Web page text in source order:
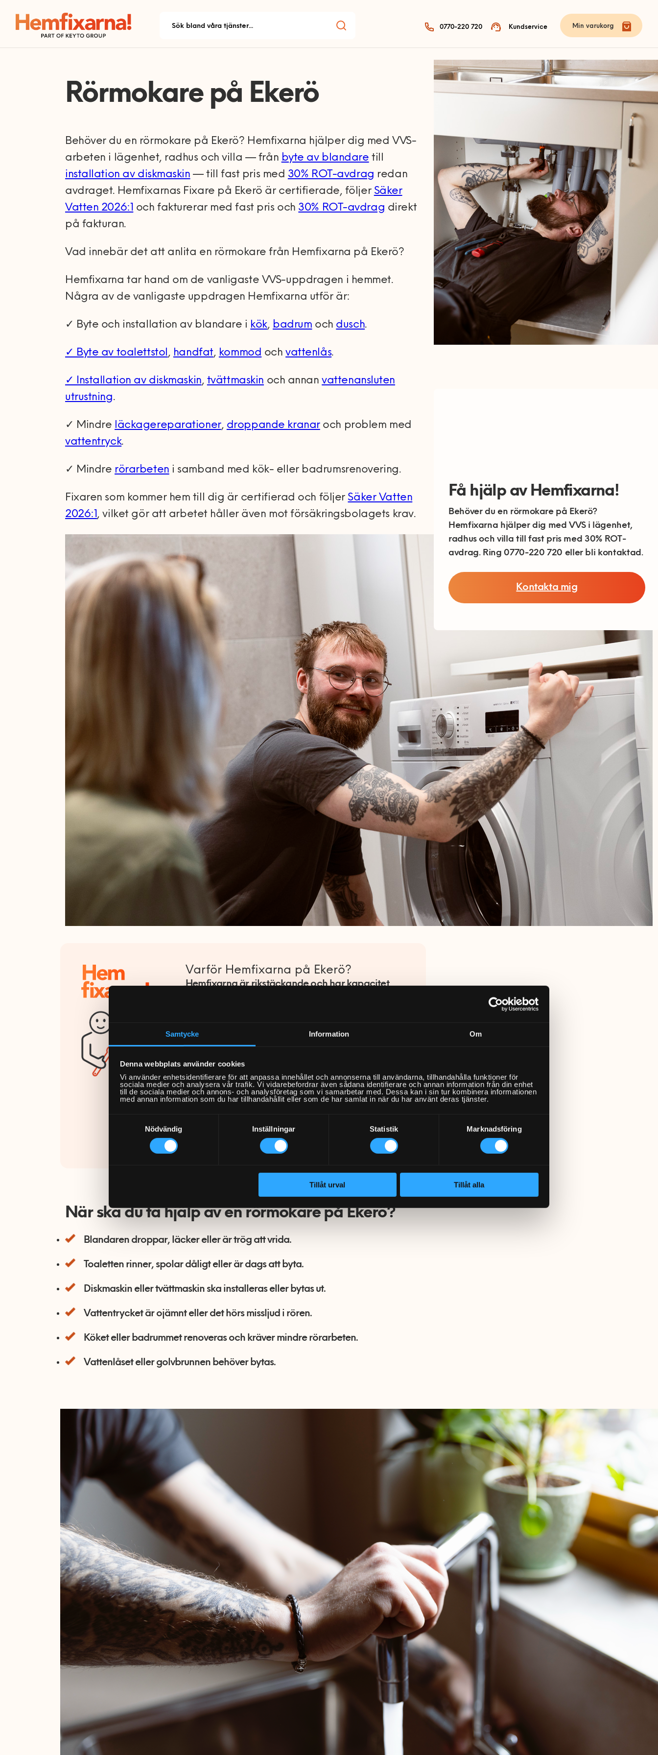
Samtycke Information Om
Denna webbplats använder cookies
Vi använder enhetsidentifierare för att anpassa innehållet och annonserna till användarna, tillhandahålla funktioner för
sociala medier och analysera vår trafik. Vi vidarebefordrar även sådana identifierare och annan information från din enhet
till de sociala medier och annons- och analysföretag som vi samarbetar med. Dessa kan i sin tur kombinera informationen
med annan information som du har tillhandahållit eller som de har samlat in när du har använt deras tjänster.
Nödvändig
Inställningar Statistik Marknadsföring
Tillåt urval Tillåt alla
0770-220 720 Kundservice Min varukorg
Rörmokare på Ekerö
Behöver du en rörmokare på Ekerö? Hemfixarna hjälper dig med VVS-
arbeten i lägenhet, radhus och villa — från byte av blandare till
installation av diskmaskin — till fast pris med 30% ROT-avdrag redan
avdraget. Hemfixarnas Fixare på Ekerö är certifierade, följer Säker
Vatten 2026:1 och fakturerar med fast pris och 30% ROT-avdrag direkt
på fakturan.
Vad innebär det att anlita en rörmokare från Hemfixarna på Ekerö?
Hemfixarna tar hand om de vanligaste VVS-uppdragen i hemmet.
Några av de vanligaste uppdragen Hemfixarna utför är:
✓ Byte och installation av blandare i kök, badrum och dusch.
✓ Byte av toalettstol, handfat, kommod ochvattenlås.
✓ Installation av diskmaskin, tvättmaskin och annanvattenansluten
utrustning.
✓ Mindre läckagereparationer, droppande kranaroch problem med
vattentryck.
✓ Mindre rörarbeten i samband med kök- eller badrumsrenovering.
Fixaren som kommer hem till dig är certifierad och följer Säker Vatten
2026:1, vilket gör att arbetet håller även mot försäkringsbolagets krav.
Varför Hemfixarna på Ekerö?
Hemfixarna är rikstäckande och har kapacitet
På
har Hemfixarna4,6 av 5från över
25 000 recensioner med hundratusentals
slutförda uppdrag i hela Sverige.
Fixaren som kommer hem till dig på Ekerö är
certifierad och följerSäker Vatten 2026:1 , vilket
försäkringsbolagets krav.
Ring 0770-220 720 eller bli kontaktad idag!
När ska du ta hjälp av en rörmokare på Ekerö?
Blandaren droppar, läcker eller är trög att vrida.
Toaletten rinner, spolar dåligt eller är dags att byta.
Diskmaskin eller tvättmaskin ska installeras eller bytas ut.
Vattentrycket är ojämnt eller det hörs missljud i rören.
Köket eller badrummet renoveras och kräver mindre rörarbeten.
Vattenlåset eller golvbrunnen behöver bytas.
Få hjälp av Hemfixarna!
Behöver du en rörmokare på Ekerö?
Hemfixarna hjälper dig med VVS i lägenhet,
radhus och villa till fast pris med 30% ROT-
avdrag. Ring 0770-220 720 eller bli kontaktad.
Kontakta mig